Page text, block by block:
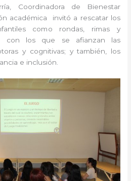
Coordinadora de Bienestar
académica invitó a rescatar los
como rondas, rimas y
con los que se afianzan las
y cognitivas; y también, los
e inclusión.